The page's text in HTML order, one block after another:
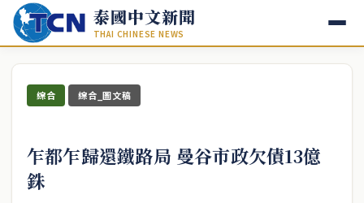
泰國中文新聞
THAI CHINESE NEWS
綜合 綜合_圖文稿
乍都乍歸還鐵路局 曼谷市政欠債13億
銖